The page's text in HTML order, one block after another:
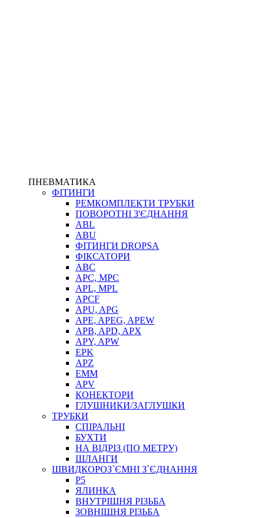
ПНЕВМАТИКА
ФІТИНГИ
РЕМКОМПЛЕКТИ ТРУБКИ
ПОВОРОТНІ З'ЄДНАННЯ
ABL
ABU
ФІТИНГИ DROPSA
ФІКСАТОРИ
ABC
APC, MPC
APL, MPL
APCF
APU, APG
APE, APEG, APEW
APB, APD, APX
APY, APW
EPK
APZ
EMM
APV
КОНЕКТОРИ
ГЛУШНИКИ/ЗАГЛУШКИ
ТРУБКИ
СПІРАЛЬНІ
БУХТИ
НА ВІДРІЗ (ПО МЕТРУ)
ШЛАНГИ
ШВИДКОРОЗ`ЄМНІ З`ЄДНАННЯ
P5
ЯЛИНКА
ВНУТРІШНЯ РІЗЬБА
ЗОВНІШНЯ РІЗЬБА